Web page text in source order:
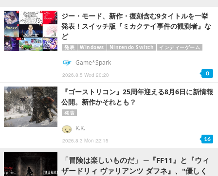
ジー・モード、新作・復刻含む9タイトルを一挙
発表！スイッチ版『ミカクテイ事件の観測者』な
ど
発表 Windows Nintendo Switch インディーゲーム
2026.8.5 Wed 20:20
Game*Spark
0
『ゴーストリコン』25周年迎える8月6日に新情報
公開。新作かそれとも？
発表
2026.8.3 Mon 22:15
K.K.
16
「冒険は楽しいものだ」 ─『FF11』と『ウィ
ザードリィ ヴァリアンツ ダフネ』、"優しく